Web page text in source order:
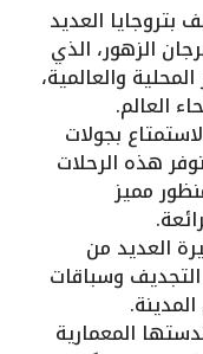
العديد
الزهور، الذي
والعالمية،
العالم.
بجولات
هذه الرحلات
مميز
العديد من
التجديف وسباقات
المعمارية